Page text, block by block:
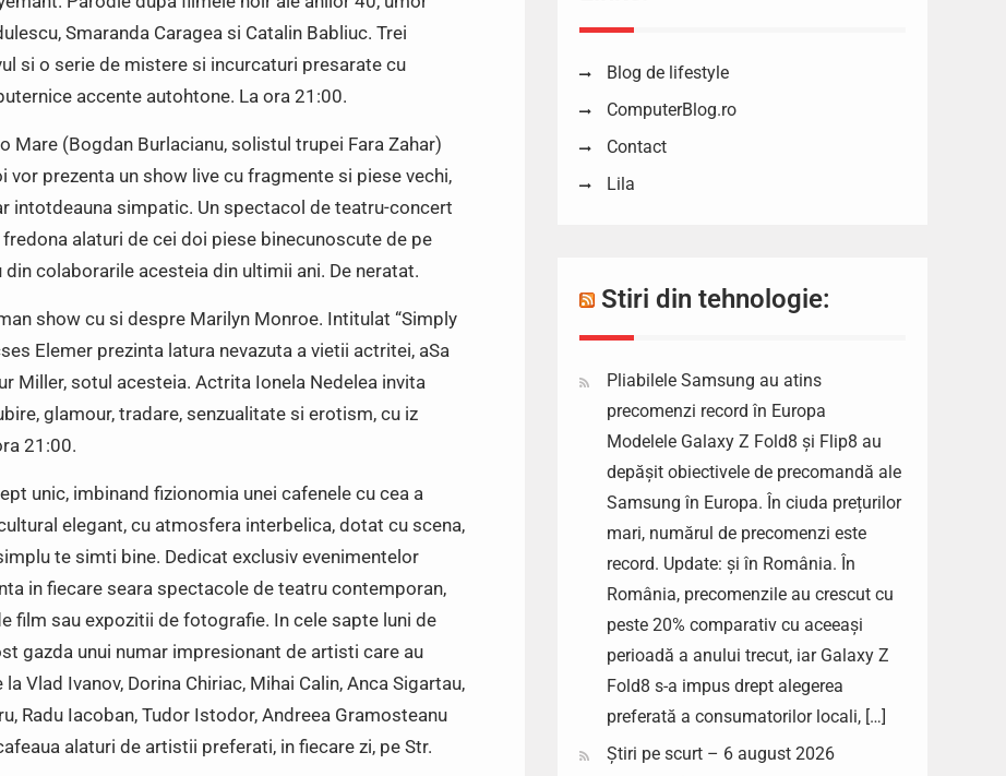
Smaranda Caragea si Catalin Babliuc. Trei
si o serie de mistere si incurcaturi presarate cu
accente autohtone. La ora 21:00.
Mare (Bogdan Burlacianu, solistul trupei Fara Zahar)
vor prezenta un show live cu fragmente si piese vechi,
intotdeauna simpatic. Un spectacol de teatru-concert
alaturi de cei doi piese binecunoscute de pe
colaborarile acesteia din ultimii ani. De neratat.
show cu si despre Marilyn Monroe. Intitulat “Simply
Elemer prezinta latura nevazuta a vietii actritei, aSa
Miller, sotul acesteia. Actrita Ionela Nedelea invita
glamour, tradare, senzualitate si erotism, cu iz
21:00.
unic, imbinand fizionomia unei cafenele cu cea a
elegant, cu atmosfera interbelica, dotat cu scena,
te simti bine. Dedicat exclusiv evenimentelor
in fiecare seara spectacole de teatru contemporan,
film sau expozitii de fotografie. In cele sapte luni de
gazda unui numar impresionant de artisti care au
Vlad Ivanov, Dorina Chiriac, Mihai Calin, Anca Sigartau,
Radu Iacoban, Tudor Istodor, Andreea Gramosteanu
alaturi de artistii preferati, in fiecare zi, pe Str.
Blog de lifestyle
ComputerBlog.ro
Contact
Lila
Stiri din tehnologie:
Pliabilele Samsung au atins
precomenzi record în Europa
Modelele Galaxy Z Fold8 și Flip8 au
depășit obiectivele de precomandă ale
Samsung în Europa. În ciuda prețurilor
mari, numărul de precomenzi este
record. Update: și în România. În
România, precomenzile au crescut cu
peste 20% comparativ cu aceeași
perioadă a anului trecut, iar Galaxy Z
Fold8 s-a impus drept alegerea
preferată a consumatorilor locali, […]
Știri pe scurt – 6 august 2026